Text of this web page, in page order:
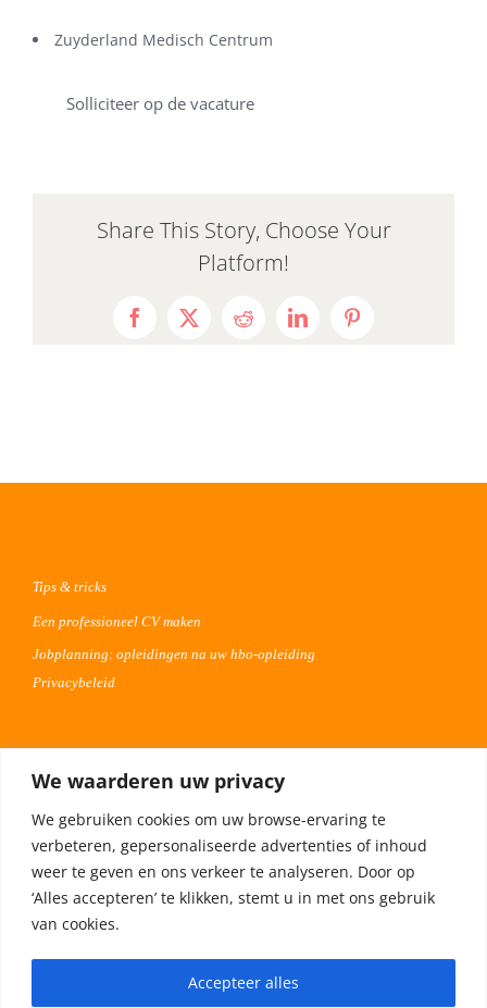
We waarderen uw privacy
We gebruiken cookies om uw browse-ervaring te
verbeteren, gepersonaliseerde advertenties of inhoud
weer te geven en ons verkeer te analyseren. Door op
‘Alles accepteren’ te klikken, stemt u in met ons gebruik
van cookies.
Accepteer alles
Zuyderland Medisch Centrum
Solliciteer op de vacature
Share This Story, Choose Your
Platform!
Facebook
X RedditLinkedInPinterest
Tips & tricks
Een professioneel CV maken
Jobplanning: opleidingen na uw hbo-opleiding
Privacybeleid
Plaats uw vacature 30 dagen gratis
Adverteren op Meta